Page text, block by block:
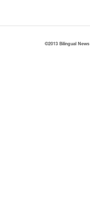
©2013 Bilingual News